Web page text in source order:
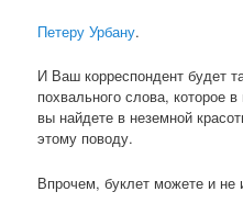
Петеру Урбану.
И Ваш корреспондент будет
похвального слова, которое
вы найдете в неземной
этому поводу.
Впрочем, буклет можете и не